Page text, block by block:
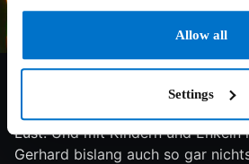
Allow all
Settings
104 min
Auf Nordic Walking und Senioren-
Lust. Und mit Kindern und Enkeln
Gerhard bislang auch so gar